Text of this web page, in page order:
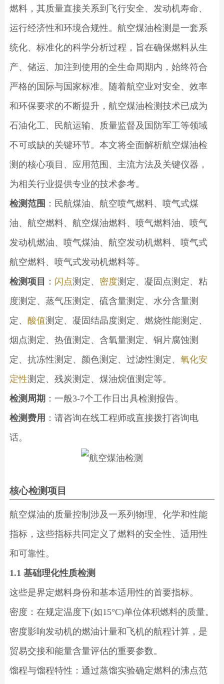
燃料，其质量直接关系到飞行安全、发动机寿命、
运行经济性和环境合规性。航空煤油检测是一套系
统化、标准化的科学分析过程，旨在确保燃料从生
产、储运、加注到使用的全生命周期内，始终符合
严格的国际与国家标准。随着航空业对安全、效率
和环保要求的不断提升，航空煤油检测技术已成为
石油化工、民航运输、质量监督及国防军工等领域
不可或缺的关键环节。本文将全面解析航空煤油检
测的核心项目、应用范围、主流方法及关键仪器，
为相关行业提供专业的技术参考。
检测范围 ：民航煤油、航空喷气燃料、喷气式煤
油、航空燃料、航空煤油燃料、喷气燃料油、喷气
发动机燃油、喷气煤油、航空发动机燃料、喷气式
航空燃料、喷气式发动机燃料等。
检测项目
： 闪点测定、 密度测定、凝固点测定、粘
度测定、蒸气压测定、硫含量测定、水分含量测
定、 酸值测定、凝固结晶度测定、燃烧性能测定、
烟点测定、热值测定、含氧量测定、铜片腐蚀测
定、抗冻性测定、颜色测定、过滤性测定、 氧化安
定性测定、残炭测定、煤油烷值测定等。
检测周期 ：一般3-7个工作日出具检测报告。
检测费用 ：请咨询在线工程师或直接拨打咨询电
话。
核心检测项目
航空煤油的质量控制涉及一系列物理、化学和性能
指标，这些指标共同定义了燃料的安全性、适用性
和可靠性。
1.1 基础理化性质检测
这些是界定燃料身份和基本适用性的首要指标。
密度：在规定温度下(如15°C)单位体积燃料的质量。
密度影响发动机的燃油计量和飞机的航程计算，是
贸易交接和能量含量评估的重要参数。
馏程与馏程特性：通过蒸馏实验确定燃料的沸点范